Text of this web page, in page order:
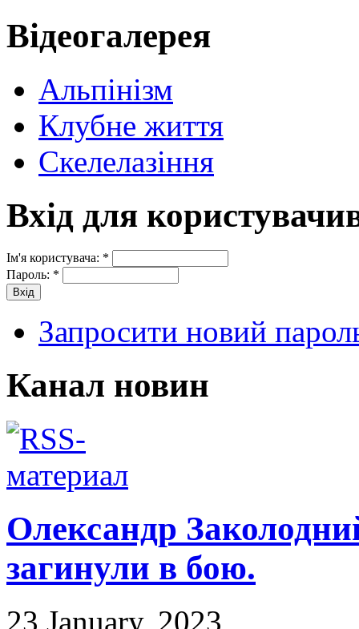
Відеогалерея
Альпінізм
Клубне життя
Скелелазіння
Вхід для
Ім'я користувача: *
Пароль: *
Запросити новий
Канал новин
Олександр
загинули в бою.
23 January, 2023